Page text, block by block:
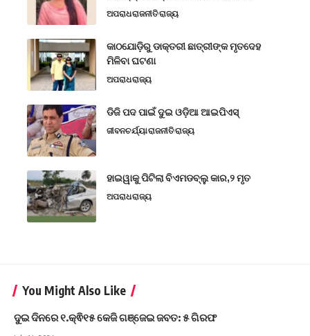
ଅପରାଧରାଜନୀତିରାଜ୍ୟ
କାଠଯୋଡ଼ିରୁ ଡାକ୍ତରୀ ଛାତ୍ରୀଙ୍କ ମୃତଦେହ
ମିଳିବା ଘଟଣା
ଅପରାଧରାଜ୍ୟ
ଡିଜି ପଦ ପାଇଁ ଦୁଇ ଓଡ଼ିଆ ଆଇପିଏସ୍
ଜୀବନଚର୍ଯ୍ୟାରାଜନୀତିରାଜ୍ୟ
ହାଇୱାକୁ ପିଟିଲା ବିଏମଡବ୍ଲୁ କାର,୨ ମୃତ
ଅପରାଧରାଜ୍ୟ
You Might Also Like
ଦୁଇ ଦିନରେ ୧.କ୍ଵି୧୫ କେଜି ଗଞ୍ଜେଇ ଜବତ: ୫ ଗିରଫ